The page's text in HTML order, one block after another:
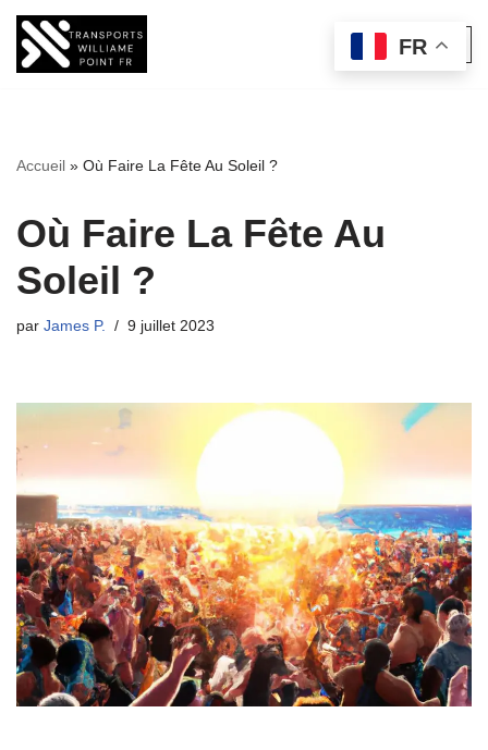
Aller
Accueil » Où Faire La Fête Au Soleil ?
Où Faire La Fête Au
Soleil ?
par James P. 9 juillet 2023
FR